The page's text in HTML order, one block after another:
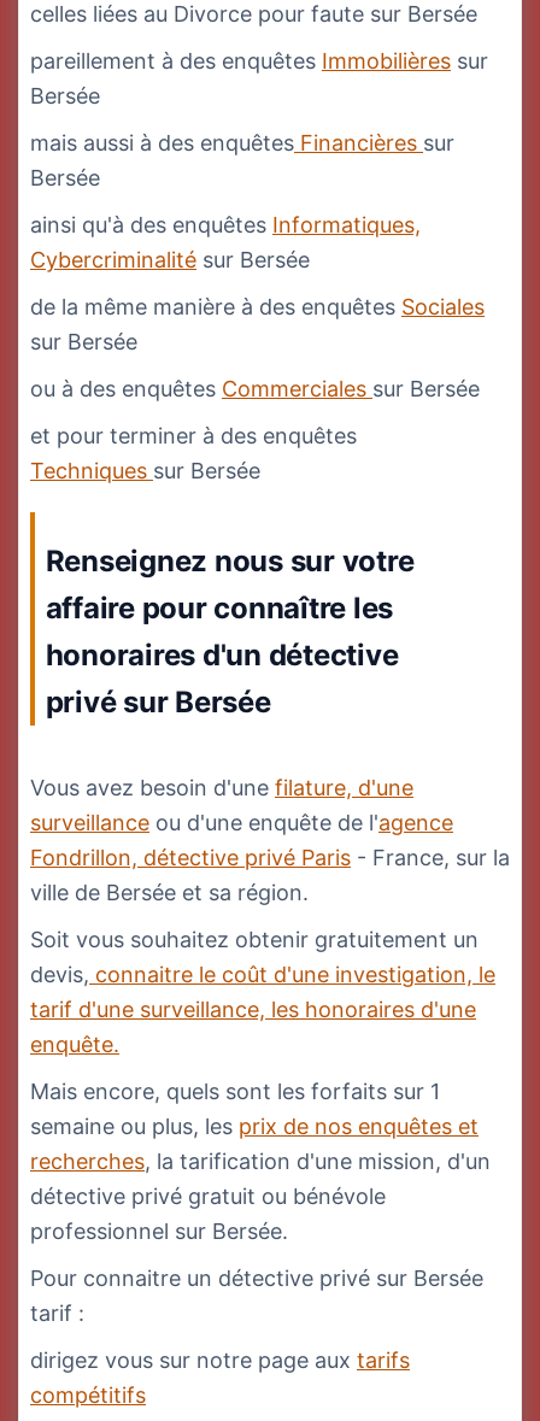
celles liées au Divorce pour faute sur Bersée
pareillement à des enquêtes Immobilières sur
Bersée
mais aussi à des enquêtes Financières sur
Bersée
ainsi qu'à des enquêtes Informatiques,
Cybercriminalité sur Bersée
de la même manière à des enquêtes Sociales
sur Bersée
ou à des enquêtes Commerciales sur Bersée
et pour terminer à des enquêtes
Techniques sur Bersée
Renseignez nous sur votre
affaire pour connaître les
honoraires d'un détective
privé sur Bersée
Vous avez besoin d'une filature, d'une
surveillance ou d'une enquête de l'agence
Fondrillon, détective privé Paris - France, sur la
ville de Bersée et sa région.
Soit vous souhaitez obtenir gratuitement un
devis, connaitre le coût d'une investigation, le
tarif d'une surveillance, les honoraires d'une
enquête.
Mais encore, quels sont les forfaits sur 1
semaine ou plus, les prix de nos enquêtes et
recherches, la tarification d'une mission, d'un
détective privé gratuit ou bénévole
professionnel sur Bersée.
Pour connaitre un détective privé sur Bersée
tarif :
dirigez vous sur notre page aux tarifs
compétitifs